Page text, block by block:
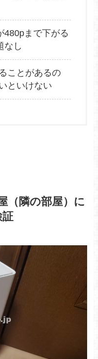
480pまで下がる
なし
ことがあるの
といけない
（隣の部屋）に
証